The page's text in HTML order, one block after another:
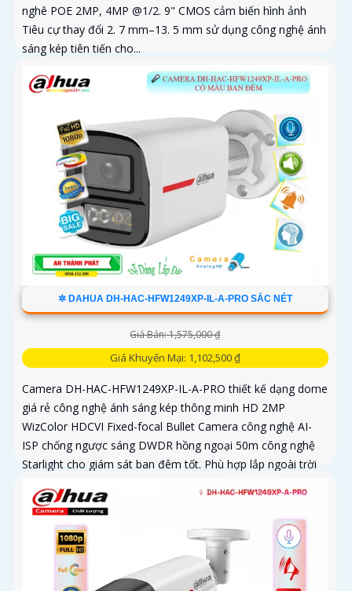
nghê POE 2MP, 4MP @1/2. 9" CMOS cảm biến hình ảnh
Tiêu cự thay đổi 2. 7 mm–13. 5 mm sử dụng công nghệ ánh
sáng kép tiên tiến cho...
✲ DAHUA DH-HAC-HFW1249XP-IL-A-PRO SẮC NÉT
Giá Bán: 1,575,000 ₫
Giá Khuyến Mại: 1,102,500 ₫
Camera DH-HAC-HFW1249XP-IL-A-PRO thiết kế dạng dome
giá rẻ công nghệ ánh sáng kép thông minh HD 2MP
WizColor HDCVI Fixed-focal Bullet Camera công nghệ AI-
ISP chống ngược sáng DWDR hồng ngoại 50m công nghệ
Starlight cho giám sát ban đêm tốt. Phù hợp lắp ngoài trời